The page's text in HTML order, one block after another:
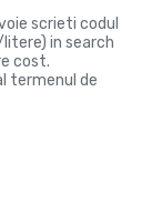
scrieti codul
in search
cost.
termenul de